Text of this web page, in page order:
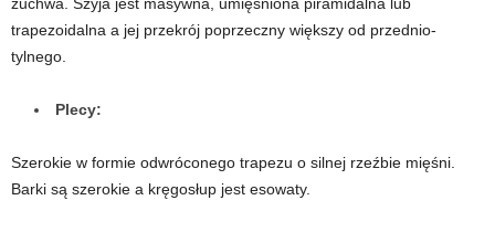
trapezoidalna a jej przekrój poprzeczny większy od przednio-
tylnego.
Plecy:
Szerokie w formie odwróconego trapezu o silnej rzeźbie mięśni.
Barki są szerokie a kręgosłup jest esowaty.